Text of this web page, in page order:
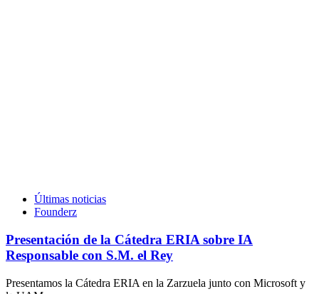
Últimas noticias
Founderz
Presentación de la Cátedra ERIA sobre IA
Responsable con S.M. el Rey
Presentamos la Cátedra ERIA en la Zarzuela junto con Microsoft y